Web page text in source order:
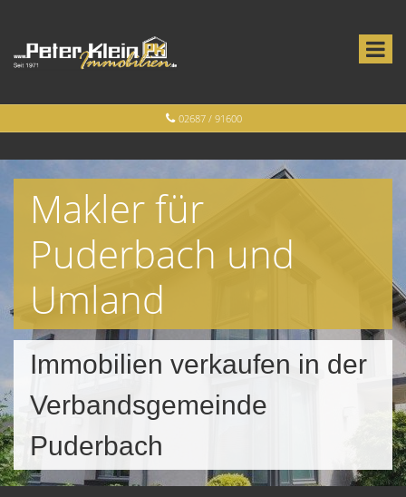
02687 / 91600
Makler für
Puderbach und
Umland
Immobilien verkaufen in der
Verbandsgemeinde
Puderbach